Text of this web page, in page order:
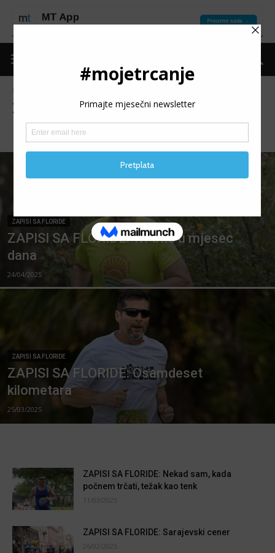
ZAPISI SA FLORIDE
Dnevnik jednog trkača
ZAPISI SA FLORIDE
ZAPISI SA FLORIDE: Tri trke u mjesec
dana
24/04/2025
ZAPISI SA FLORIDE
ZAPISI SA FLORIDE: Osamdeset
kilometara
25/03/2025
ZAPISI SA FLORIDE: Nekad sam, kada
počnem trčati, težak kao tenk
11/03/2025
ZAPISI SA FLORIDE: Sarajevski cener
26/02/2025